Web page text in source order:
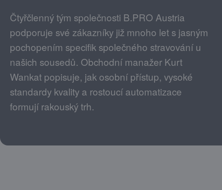
Čtyřčlenný tým společnosti B.PRO Austria
podporuje své zákazníky již mnoho let s jasným
pochopením specifik společného stravování u
našich sousedů. Obchodní manažer Kurt
Wankat popisuje, jak osobní přístup, vysoké
standardy kvality a rostoucí automatizace
formují rakouský trh.